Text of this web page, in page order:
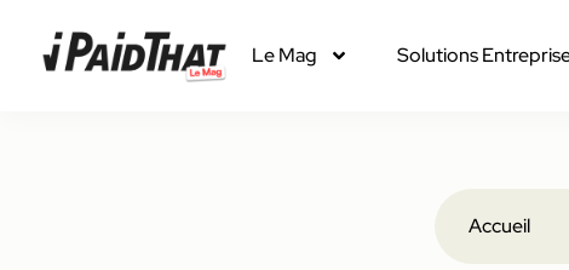
Le Mag Solutions
Accueil